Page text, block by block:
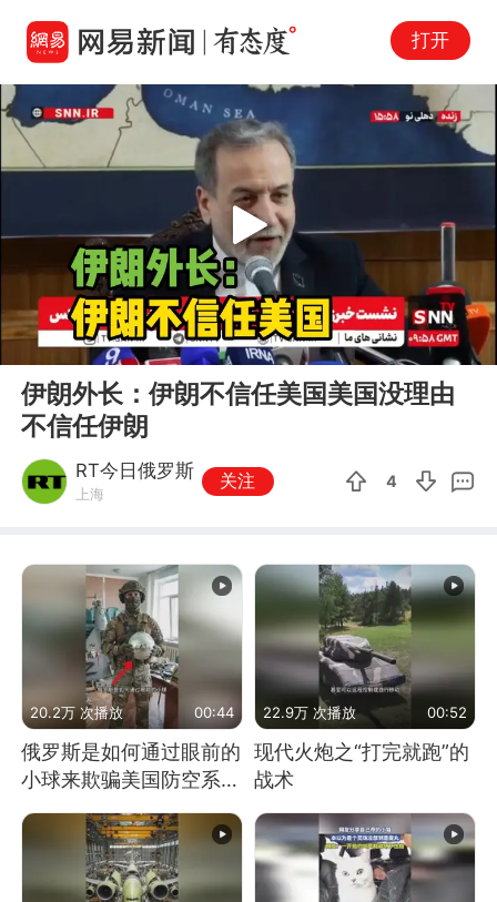
打开
00:00 00:40
Play
伊朗外长：伊朗不信任美国美国没理由
不信任伊朗
RT今日俄罗斯
上海
关注 4
20.2万 次播放 00:44
俄罗斯是如何通过眼前的
小球来欺骗美国防空系统
的
22.9万 次播放 00:52
现代火炮之“打完就跑”的
战术